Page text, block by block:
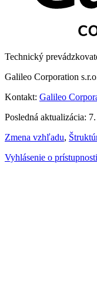
Technický
Galileo Corporation
Kontakt: Galileo
Posledná aktualizácia:
Zmena vzhľadu,
Vyhlásenie o prístupnosti